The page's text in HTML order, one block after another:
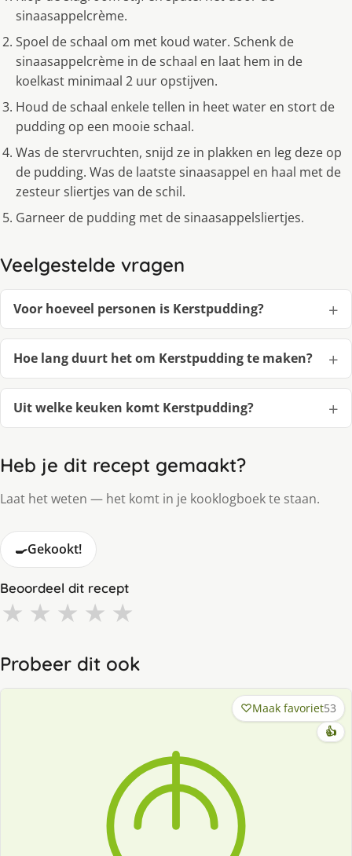
sinaasappelcrème.
Spoel de schaal om met koud water. Schenk de
sinaasappelcrème in de schaal en laat hem in de
koelkast minimaal 2 uur opstijven.
Houd de schaal enkele tellen in heet water en stort de
pudding op een mooie schaal.
Was de stervruchten, snijd ze in plakken en leg deze op
de pudding. Was de laatste sinaasappel en haal met de
zesteur sliertjes van de schil.
Garneer de pudding met de sinaasappelsliertjes.
Veelgestelde vragen
Voor hoeveel personen is Kerstpudding?
Hoe lang duurt het om Kerstpudding te maken?
Uit welke keuken komt Kerstpudding?
Heb je dit recept gemaakt?
Laat het weten — het komt in je kooklogboek te staan.
🍳Gekookt!
Beoordeel dit recept
★ ★ ★ ★ ★
Probeer dit ook
Maak favoriet53
👍